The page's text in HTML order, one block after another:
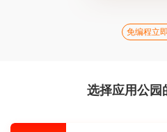
免编程立
选择应用公园